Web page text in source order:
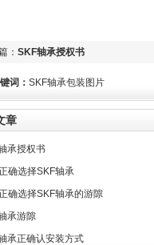
： SKF轴承授权书
词： SKF轴承包装图片
章
承授权书
确选择SKF​轴承
确选择SKF​轴承的游隙
承游隙
承正确认安装方式